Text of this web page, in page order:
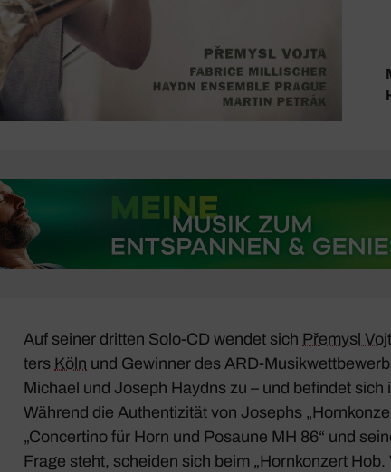
Auf seiner dritten Solo-CD wendet sich Přemysl
ters Köln und Gewinner des ARD-
Michael und Joseph Haydns zu – und befindet
Während die Authen­ti­zität von Josephs
„Concer­tino für Horn und Posaune MH 86“ und
Frage steht, scheiden sich beim „Horn­kon­zert